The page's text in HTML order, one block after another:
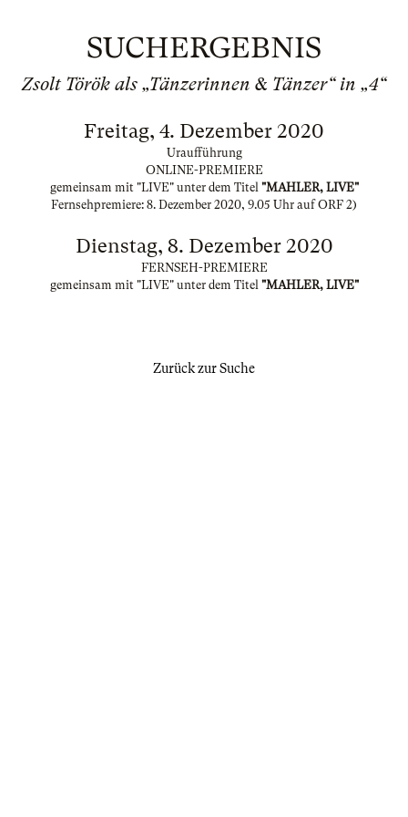
SUCHERGEBNIS
Zsolt Török als „Tänzerinnen & Tänzer“ in „4“
Freitag, 4. Dezember 2020
Uraufführung
ONLINE-PREMIERE
gemeinsam mit "LIVE" unter dem Titel "MAHLER, LIVE"
Fernsehpremiere: 8. Dezember 2020, 9.05 Uhr auf ORF 2)
Dienstag, 8. Dezember 2020
FERNSEH-PREMIERE
gemeinsam mit "LIVE" unter dem Titel "MAHLER, LIVE"
Zurück zur Suche